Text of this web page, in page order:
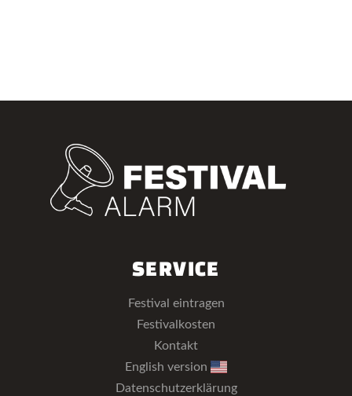
SERVICE
Festival eintragen
Festivalkosten
Kontakt
English version
Datenschutzerklärung